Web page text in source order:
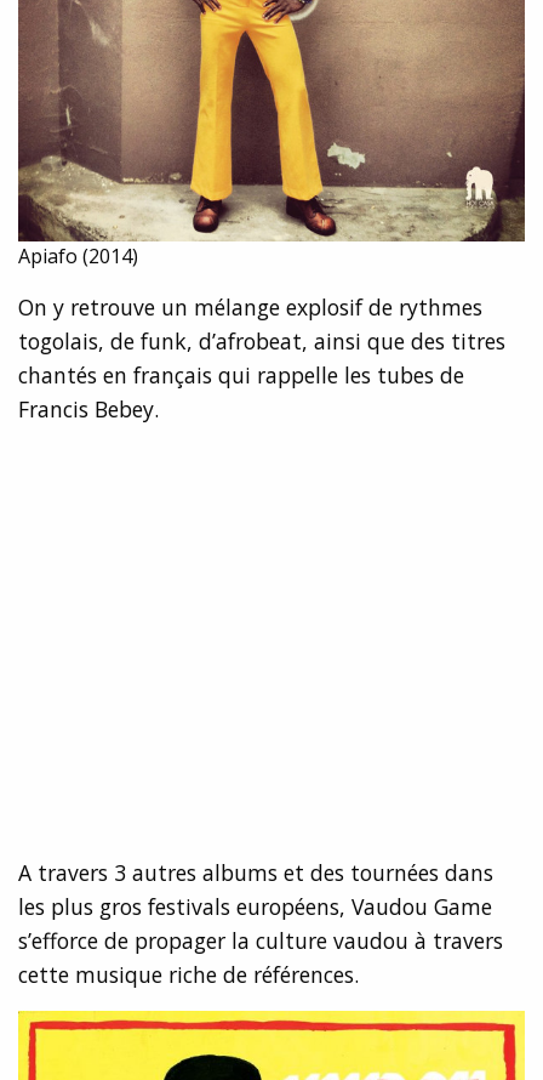
Apiafo (2014)
On y retrouve un mélange explosif de rythmes
togolais, de funk, d’afrobeat, ainsi que des titres
chantés en français qui rappelle les tubes de
Francis Bebey.
A travers 3 autres albums et des tournées dans
les plus gros festivals européens, Vaudou Game
s’efforce de propager la culture vaudou à travers
cette musique riche de références.